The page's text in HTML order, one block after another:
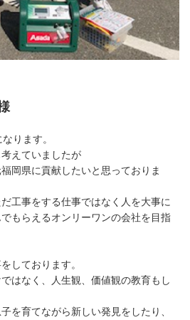
ります。
えていましたが
岡県に貢献したいと思っておりま
工事をする仕事ではなく人を大事に
もらえるオンリーワンの会社を目指
しております。
はなく、人生観、価値観の教育もし
を育てながら新しい発見をしたり、